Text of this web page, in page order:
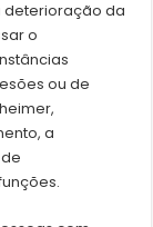
deterioração da
o
ou de
a